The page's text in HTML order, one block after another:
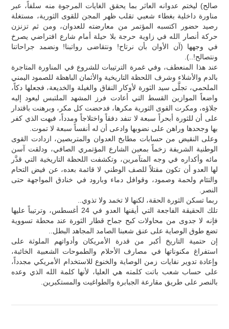
صالح) ليختم عدوانه العاثر بما يحقق الغايات المرجوة منه سلفاً، عبر
مناورة داخلية بغطاء شعبي تقلب ظهر المجن للقوى الثورية، مستغلة
رصيد حضور اكتسبه المؤتمر من معارضته للعدوان، ومن ثم تزنزن
حركة أنصار الله في زاوية حرجة بلا حيلة أمام شارع افتراضي يصرخ
في وجهها (آن الأوان بأن نرتاح! ونتقاضى رواتبنا! ونضمد جراحاتنا
ونتصالح!..).
عند هذا المنعطف، وفي غمرة الترتيبات للشروع في المناورة المتاجرة
بالدم والأشلاء وشرف اللحظة التاريخية والأثمان الباهظة للصمود اليمني
الملحمي، تجلَّى سيد الثورة لأوكار النفاق والغيلة والخديعة، فجعلها دكاً،
واضعاً الموازين القسط التي أعادت فرز المشهد الملتبس ليعود إليه
جلاؤه، ومكرت القوى الثورية مكرها، فدحضت كل مكر، وبرهنت باقتدار
على أن للثورة أبحراً سبعة لا تنفد دفقاً واختلاجاً ومدداً، فبهت الذي كفر
بها وجحدها وراهن على نضوبها وادعى أن له أنفساً سبعة لا تموت.
وعلى النقيض من حسابات مطابخ العدوان والمتربصين، ازدادت القوى
الوطنية الشريفة زخماً بمعين الشارع المؤتمري الصافي، ودلقت آسن
مائه وأكداره في وجه المتآمرين، وتكشفت اللحظة التاريخية التي قدَّر
لها العدو أن تكون مقتلاً للصف الوطني لا قائمة بعده، عن فيض التحام
والتئام ولحمة وصمود، وقوافل دماء وبارود في خنادق المواجهة حتى
النصر.
ربما تسكن الثورة الحقة، لكنها لا تخمد ولا تذوي..
تلك الحقيقة الفاجعة التي أيقنها العدو في 24 أغسطس، وترتيباً عليها
فإنه لا جدوى من محاولات كبح جماح قطار الثورة عند محطة تسووية
تضع طوق الوصاية على عنق شعبنا الصامد المجاهد البطل..
إن حتمية التاريخ أكبر من قدرة الأمريكان وأدواتهم الملوثة على
استفراغ مكنوناتها في مصارف الأحلام والطموحات الشعبية الخائبة،
وإعادة تدوير نفايات زمن الوصاية والخنوع للاستخدام الأمريكي مجدداً،
على حساب شعب باتت كلمته هي العليا، لأنها كلمة الله الذي وعده
بالنصر على طريق مقارعة الجبابرة والطواغيت والمستكبرين.